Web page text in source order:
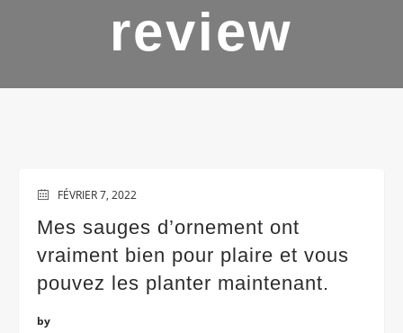
review
FÉVRIER 7, 2022
Mes sauges d’ornement ont
vraiment bien pour plaire et vous
pouvez les planter maintenant.
by